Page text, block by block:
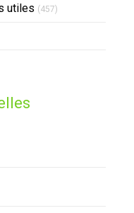
utiles (457)